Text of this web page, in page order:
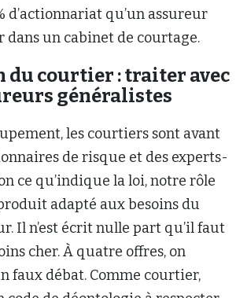
d’actionnariat qu’un assureur
dans un cabinet de courtage.
courtier : traiter avec
généralistes
les courtiers sont avant
de risque et des experts-
ce qu’indique la loi, notre rôle
adapté aux besoins du
Il n’est écrit nulle part qu’il faut
cher. À quatre offres, on
faux débat. Comme courtier,